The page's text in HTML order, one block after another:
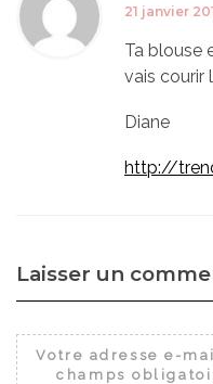
21 janvier
Ta blouse
vais courir
Diane
http://
Laisser un
Votre adresse e-
champs